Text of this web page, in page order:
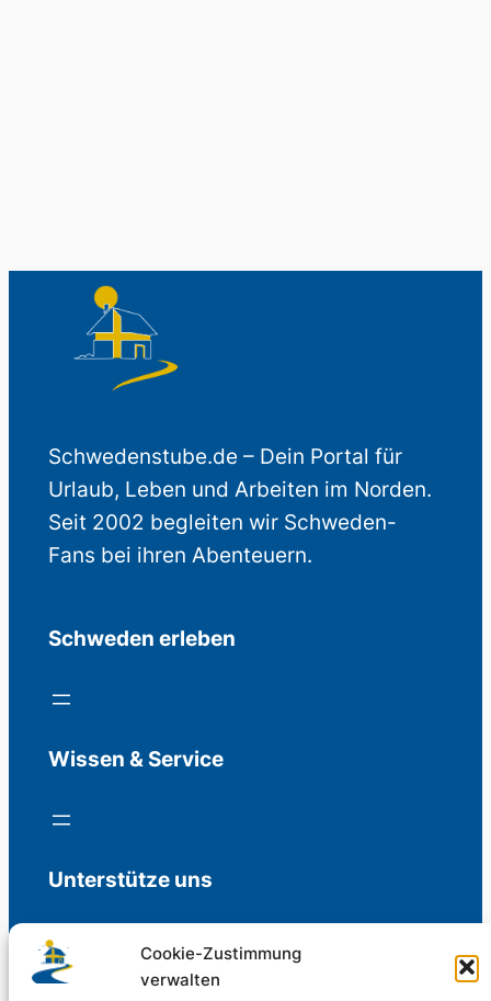
Cookie-Zustimmung
verwalten
Schwedenstube.de – Dein Portal für
Urlaub, Leben und Arbeiten im Norden.
Seit 2002 begleiten wir Schweden-
Fans bei ihren Abenteuern.
Schweden erleben
Wissen & Service
Unterstütze uns
Freiwillige Spenden für die Aufrechterhaltung